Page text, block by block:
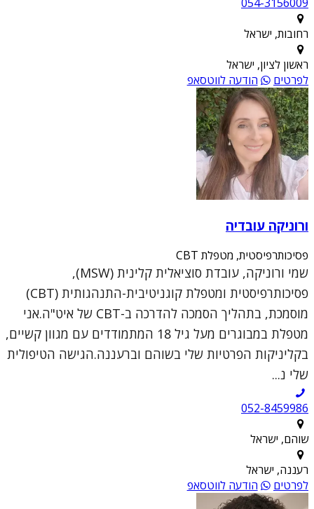
רחובות, ישראל
ראשון לציון, ישראל
לפרטים
הודעה לווטסאפ
ורוניקה עובדיה
פסיכותרפיסטית, מטפלת CBT
שמי ורוניקה, עובדת סוציאלית קלינית (MSW),
פסיכותרפיסטית ומטפלת קוגניטיבית-התנהגותית (CBT)
מוסמכת, בתהליך הסמכה להדרכה ב-CBT של איט"ה.אני
מטפלת במבוגרים מעל גיל 18 המתמודדים עם מגוון קשיים,
בקליניקות הפרטיות שלי בשוהם וברעננה.הגישה הטיפולית
שלי נ...
052-8459986
שוהם, ישראל
רעננה, ישראל
לפרטים
הודעה לווטסאפ